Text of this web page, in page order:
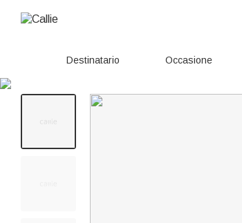
Destinatario Occasione